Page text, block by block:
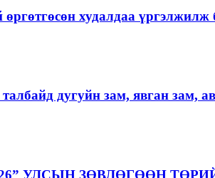
өргөтгөсөн худалдаа үргэлжилж
дугуйн зам, явган зам,
УЛСЫН ЗӨВЛӨГӨӨН